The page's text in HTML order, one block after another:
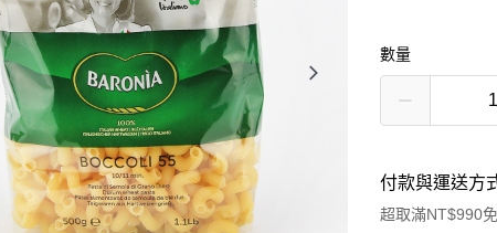
數量
付款與運送方
超取滿NT$990